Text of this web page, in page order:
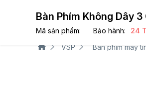
Bàn Phím Không Dây
Mã sản phẩm: Bảo hành: 24
VSP Bàn phím máy